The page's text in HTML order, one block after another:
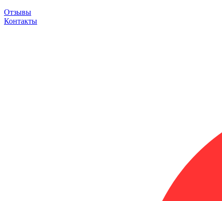
Отзывы
Контакты